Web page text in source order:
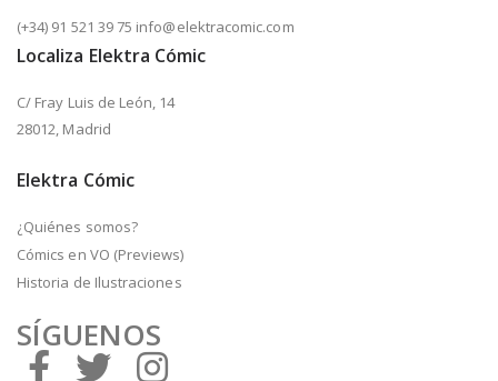
(+34) 91 521 39 75 info@elektracomic.com
Localiza Elektra Cómic
C/ Fray Luis de León, 14
28012, Madrid
Elektra Cómic
¿Quiénes somos?
Cómics en VO (Previews)
Historia de Ilustraciones
SÍGUENOS